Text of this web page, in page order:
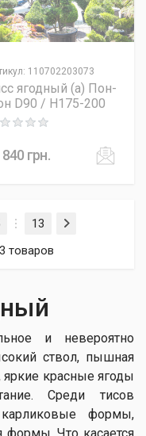
: 110702203073
ягодный (а) Пон-
D90 / H175-200
0 out of 5
грн.
13
товаров
и невероятно
ствол, пышная
яркие красные ягоды
Среди тисов
формы,